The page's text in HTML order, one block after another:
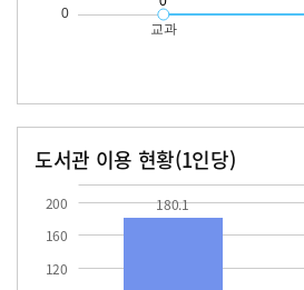
도서관 이용 현황(1인당)
120
160
200 180.1